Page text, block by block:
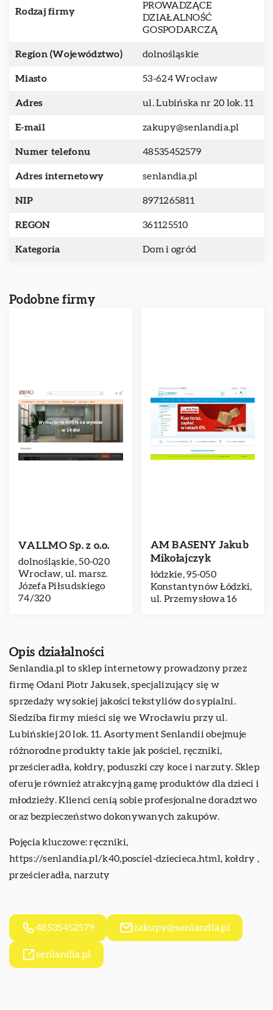
Rodzaj firmy
PROWADZĄCE
DZIAŁALNOŚĆ
GOSPODARCZĄ
Region (Województwo) dolnośląskie
Miasto 53-624 Wrocław
Adres ul. Lubińska nr 20 lok. 11
E-mail zakupy@senlandia.pl
Numer telefonu 48535452579
Adres internetowy senlandia.pl
NIP 8971265811
REGON 361125510
Kategoria Dom i ogród
Podobne firmy
VALLMO Sp. z o.o.
dolnośląskie, 50-020
Wrocław, ul. marsz.
Józefa Piłsudskiego
74/320
AM BASENY Jakub
Mikołajczyk
łódzkie, 95-050
Konstantynów Łódzki,
ul. Przemysłowa 16
Opis działalności
Senlandia.pl to sklep internetowy prowadzony przez
firmę Odani Piotr Jakusek, specjalizujący się w
sprzedaży wysokiej jakości tekstyliów do sypialni.
Siedziba firmy mieści się we Wrocławiu przy ul.
Lubińskiej 20 lok. 11. Asortyment Senlandii obejmuje
różnorodne produkty takie jak pościel, ręczniki,
prześcieradła, kołdry, poduszki czy koce i narzuty. Sklep
oferuje również atrakcyjną gamę produktów dla dzieci i
młodzieży. Klienci cenią sobie profesjonalne doradztwo
oraz bezpieczeństwo dokonywanych zakupów.
Pojęcia kluczowe: ręczniki,
https://senlandia.pl/k40,posciel-dziecieca.html , kołdry ,
prześcieradła, narzuty
48535452579 zakupy@senlandia.pl
senlandia.pl